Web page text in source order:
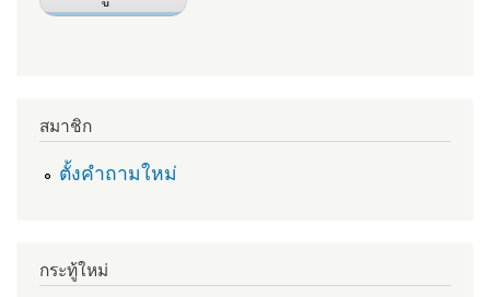
สมาชิก
ตั้งคำถามใหม่
กระทู้ใหม่